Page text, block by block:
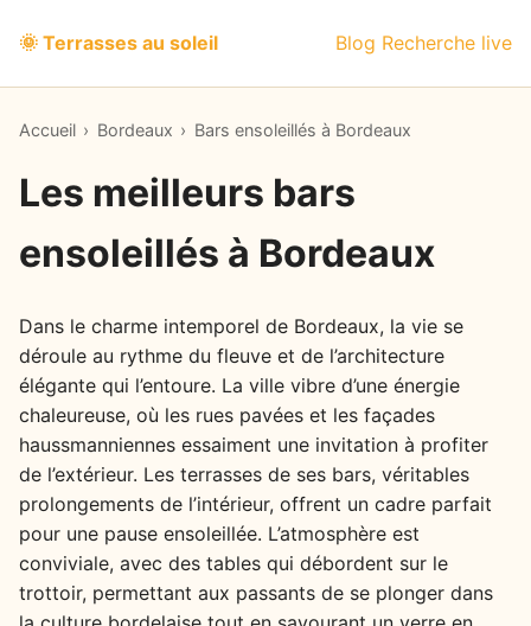
🌞 Terrasses au soleil Blog Recherche live
Accueil › Bordeaux › Bars ensoleillés à Bordeaux
Les meilleurs bars
ensoleillés à Bordeaux
Dans le charme intemporel de Bordeaux, la vie se
déroule au rythme du fleuve et de l’architecture
élégante qui l’entoure. La ville vibre d’une énergie
chaleureuse, où les rues pavées et les façades
haussmanniennes essaiment une invitation à profiter
de l’extérieur. Les terrasses de ses bars, véritables
prolongements de l’intérieur, offrent un cadre parfait
pour une pause ensoleillée. L’atmosphère est
conviviale, avec des tables qui débordent sur le
trottoir, permettant aux passants de se plonger dans